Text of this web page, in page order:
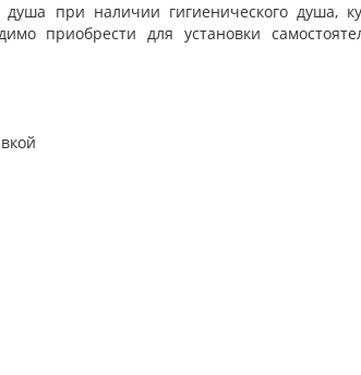
душа при наличии гигиенического душа,
приобрести для установки